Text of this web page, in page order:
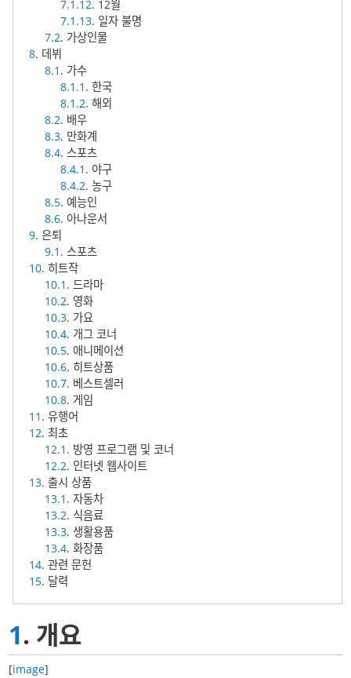
7.1.12. 12월
7.1.13. 일자 불명
7.2. 가상인물
8. 데뷔
8.1 . 가수
8.1.1 . 한국
8.1.2. 해외
8.2. 배우
8.3. 만화계
8.4. 스포츠
8.4.1 . 야구
8.4.2. 농구
8.5. 예능인
8.6. 아나운서
9. 은퇴
9.1 . 스포츠
10. 히트작
10.1 . 드라마
10.2. 영화
10.3. 가요
10.4. 개그 코너
10.5. 애니메이션
10.6. 히트상품
10.7. 베스트셀러
10.8. 게임
11 . 유행어
12. 최초
12.1 . 방영 프로그램 및 코너
12.2. 인터넷 웹사이트
13. 출시 상품
13.1 . 자동차
13.2. 식음료
13.3. 생활용품
13.4. 화장품
14. 관련 문헌
15. 달력
1. 개요
[image]